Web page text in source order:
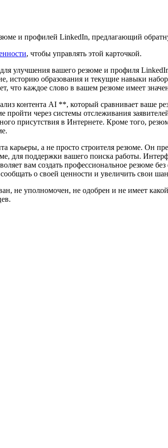
и профилей LinkedIn, предлагающий
, чтобы управлять этой карточкой.
улучшения вашего резюме и профиля
историю образования и текущие навыки
что каждое слово в вашем резюме имеет
контента AI **, который сравнивает ваше
через системы отслеживания
присутствия в Интернете. Кроме того,
карьеры, а не просто строителя резюме.
для поддержки вашего поиска работы.
вам создать профессиональное резюме
о своей ценности и увеличить свои
не уполномочен, не одобрен и не имеет